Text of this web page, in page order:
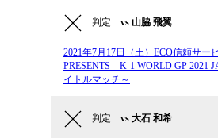
判定 vs 山脇 飛翼
2021年7月17日（土）ECO信頼サー
PRESENTS K-1 WORLD GP 2021
イトルマッチ～
判定 vs 大石 和希